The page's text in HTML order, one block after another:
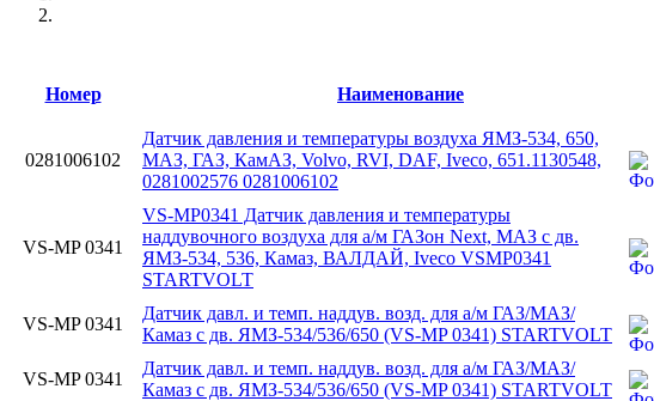
Номер
Наименование
0281006102
Датчик давления и температуры воздуха ЯМЗ-534, 650,
МАЗ, ГАЗ, КамАЗ, Volvo, RVI, DAF, Iveco, 651.1130548,
0281002576 0281006102
VS-MP 0341
VS-MP0341 Датчик давления и температуры
наддувочного воздуха для а/м ГАЗон Next, МАЗ с дв.
ЯМЗ-534, 536, Камаз, ВАЛДАЙ, Iveco VSMP0341
STARTVOLT
VS-MP 0341
Датчик давл. и темп. наддув. возд. для а/м ГАЗ/МАЗ/
Камаз с дв. ЯМЗ-534/536/650 (VS-MP 0341) STARTVOLT
VS-MP 0341
Датчик давл. и темп. наддув. возд. для а/м ГАЗ/МАЗ/
Камаз с дв. ЯМЗ-534/536/650 (VS-MP 0341) STARTVOLT